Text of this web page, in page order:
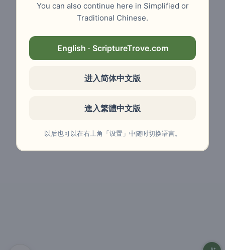
You can also continue here in Simplified or
Traditional Chinese.
English · ScriptureTrove.com
进入简体中文版
進入繁體中文版
以后也可以在右上角「设置」中随时切换语言。